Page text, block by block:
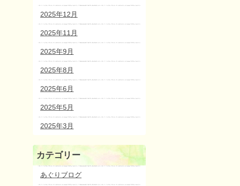
2025年12月
2025年11月
2025年9月
2025年8月
2025年6月
2025年5月
2025年3月
カテゴリー
あぐりブログ